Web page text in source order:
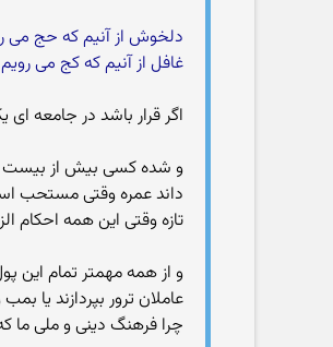
دلخوش از آنیم که حج می
غافل از آنیم که کج می رویم
اگر قرار باشد در جامعه
و شده کسی بیش از بیست
داند عمره وقتی مستحب
تازه وقتی این همه احکام
و از همه مهمتر تمام این
عاملان ترور بپردازند یا
چرا فرهنگ دینی و ملی ما